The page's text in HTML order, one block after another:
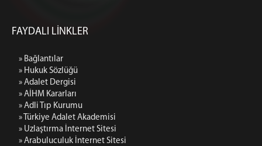
FAYDALI LİNKLER
» Bağlantılar
» Hukuk Sözlüğü
» Adalet Dergisi
» AİHM Kararları
» Adli Tıp Kurumu
» Türkiye Adalet Akademisi
» Uzlaştırma İnternet Sitesi
» Arabuluculuk İnternet Sitesi